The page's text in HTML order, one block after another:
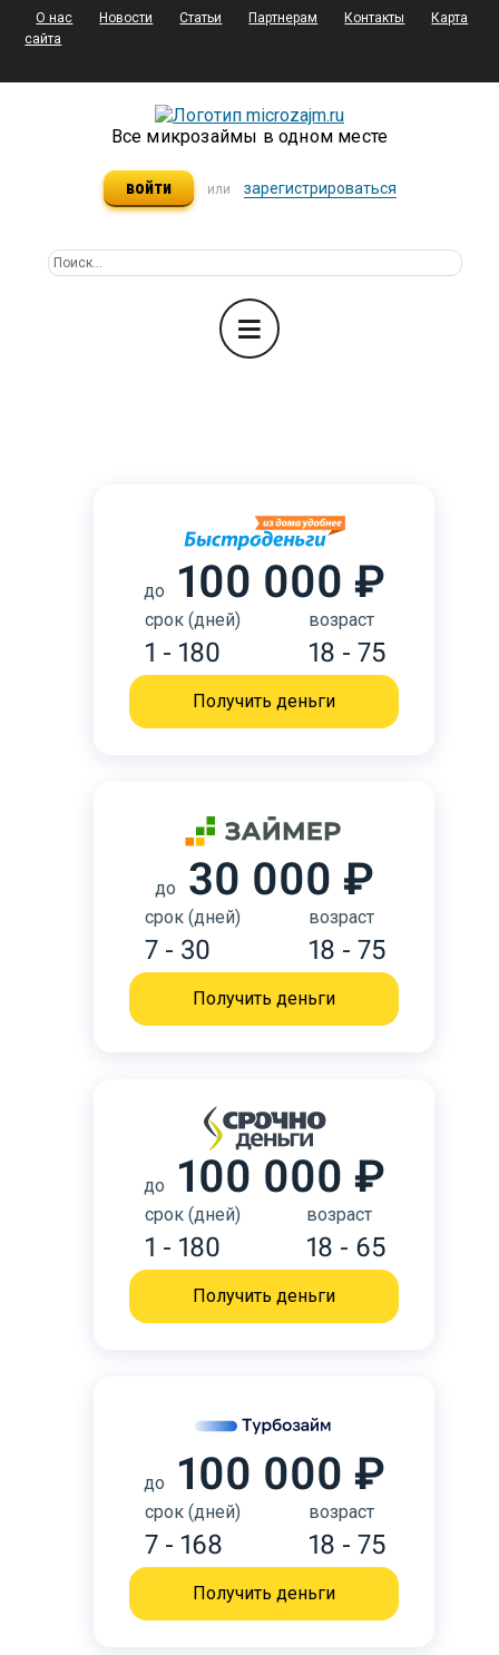
О нас Новости Статьи Партнерам Контакты
Карта
сайта
Все микрозаймы в одном месте
войти или зарегистрироваться
до 100 000 ₽
срок (дней)
1 - 180
возраст
18 - 75
Получить деньги
до 30 000 ₽
срок (дней)
7 - 30
возраст
18 - 75
Получить деньги
до 100 000 ₽
срок (дней)
1 - 180
возраст
18 - 65
Получить деньги
до 100 000 ₽
срок (дней)
7 - 168
возраст
18 - 75
Получить деньги